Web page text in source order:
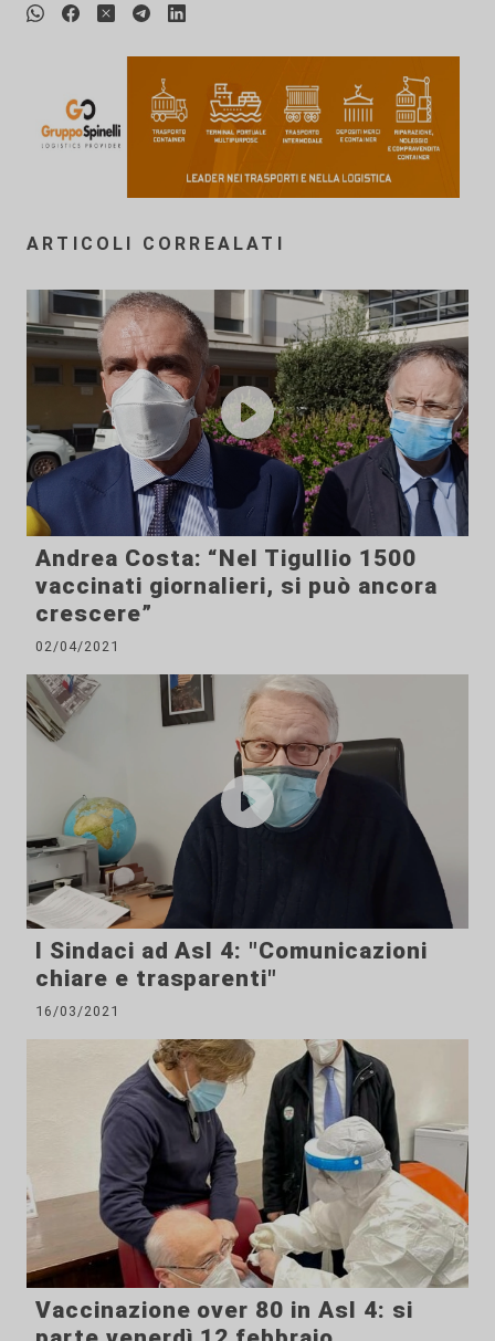
ARTICOLI CORREALATI
Andrea Costa: “Nel Tigullio 1500
vaccinati giornalieri, si può ancora
crescere”
02/04/2021
I Sindaci ad Asl 4: "Comunicazioni
chiare e trasparenti"
16/03/2021
Vaccinazione over 80 in Asl 4: si